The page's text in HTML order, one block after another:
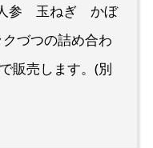
参 玉ねぎ かぼ
づつの詰め合わ
販売します。(別